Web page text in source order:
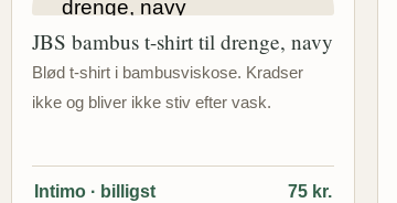
JBS bambus t-shirt til drenge, navy
Blød t-shirt i bambusviskose. Kradser
ikke og bliver ikke stiv efter vask.
Intimo · billigst 75 kr.